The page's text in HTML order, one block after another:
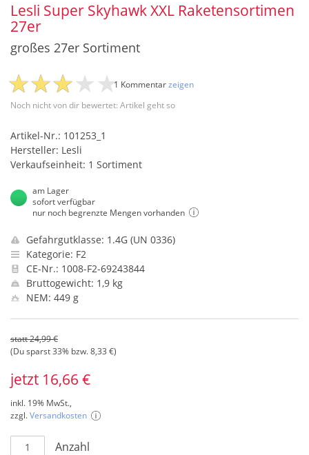
Lesli Super Skyhawk XXL Raketensortimen
27er
großes 27er Sortiment
Noch nicht von dir bewertet: Artikel geht so
1 Kommentarzeigen
Artikel-Nr.: 101253_1
Hersteller: Lesli
Verkaufseinheit: 1 Sortiment
am Lager
sofort verfügbar
nur noch begrenzte Mengen vorhanden
Gefahrgutklasse: 1.4G (UN 0336)
Kategorie: F2
CE-Nr.: 1008-F2-69243844
Bruttogewicht: 1,9 kg
NEM: 449 g
statt 24,99 €
(Du sparst 33% bzw. 8,33 €)
jetzt 16,66 €
inkl. 19% MwSt.,
zzgl.Versandkosten
Anzahl